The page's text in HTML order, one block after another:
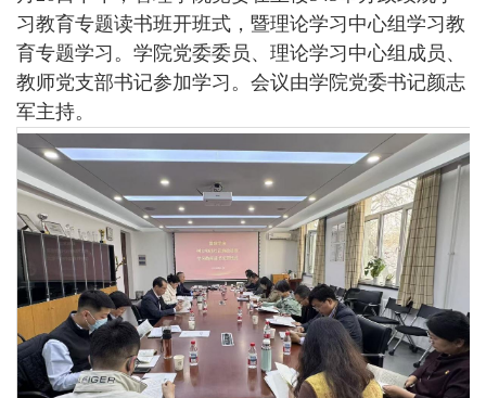
习教育专题读书班开班式，暨理论学习中心组学习教
育专题学习。学院党委委员、理论学习中心组成员、
教师党支部书记参加学习。会议由学院党委书记颜志
军主持。